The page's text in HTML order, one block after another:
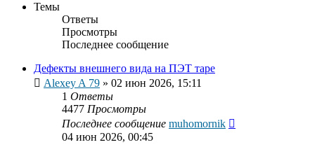
Темы
Ответы
Просмотры
Последнее сообщение
Дефекты внешнего вида на ПЭТ таре
Alexey A 79 » 02 июн 2026, 15:11
1 Ответы
4477 Просмотры
Последнее сообщение muhomornik
04 июн 2026, 00:45